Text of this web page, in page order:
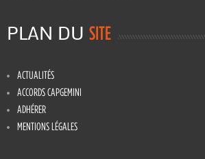
PLAN DU SITE
ACTUALITÉS
ACCORDS CAPGEMINI
ADHÉRER
MENTIONS LÉGALES